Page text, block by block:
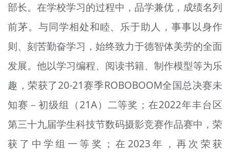
部长。在学校学习的过程中，品学兼优，成绩名列
前茅。与同学相处和睦、乐于助人，事事以身作
则、刻苦勤奋学习，始终致力于德智体美劳的全面
发展。他以学习编程、阅读书籍、制作模型等为乐
趣，荣获了20-21赛季ROBOBOOM全国总决赛未
知赛－初级组（21A）二等奖；在2022年丰台区
第三十九届学生科技节数码摄影竞赛作品赛中，荣
获了中学组一等奖；在2023年，再次荣获